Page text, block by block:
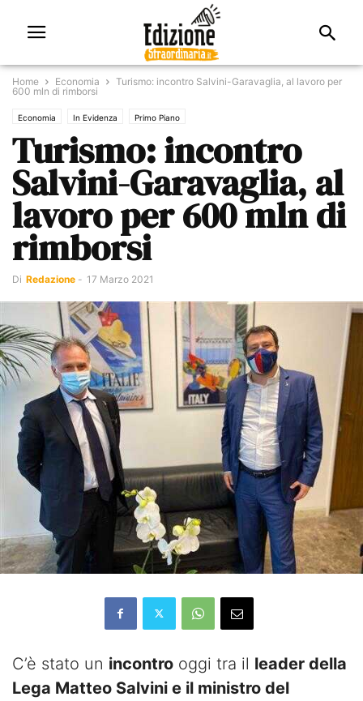
Home Economia
Turismo: incontro Salvini-Garavaglia, al lavoro per
600 mln di rimborsi
Economia In Evidenza Primo Piano
Turismo: incontro
Salvini-Garavaglia, al
lavoro per 600 mln di
rimborsi
Di Redazione - 17 Marzo 2021
C’è stato un incontro oggi tra il leader della
Lega Matteo Salvini e il ministro del